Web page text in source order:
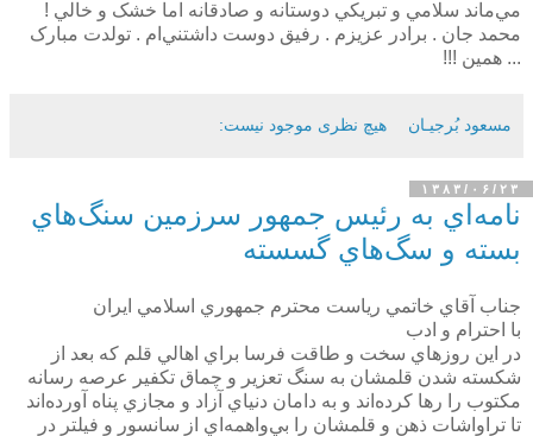
مي‌ماند سلامي و تبريکي دوستانه و صادقانه اما خشک و خالي !
محمد جان . برادر عزيزم . رفيق دوست داشتني‌ام . تولدت مبارک
... همين !!!
مسعود بُرجيـان هیچ نظری موجود نیست:
۱۳۸۳/۰۶/۲۳
نامه‌اي به رئيس جمهور سرزمين سنگ‌هاي
بسته و سگ‌هاي گسسته
جناب آقاي خاتمي رياست محترم جمهوري اسلامي ايران
با احترام و ادب
در اين روزهاي سخت و طاقت فرسا براي اهالي قلم كه بعد از
شكسته شدن قلمشان به سنگ تعزير و چماق تكفير عرصه رسانه
مكتوب را رها كرده‌اند و به دامان دنياي آزاد و مجازي پناه آورده‌اند
تا تراواشات ذهن و قلمشان را بي‌واهمه‌اي از سانسور و فيلتر در